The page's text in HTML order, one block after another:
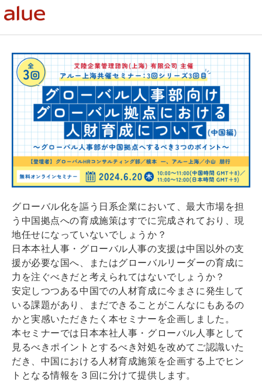
グローバル化を謳う日系企業において、最大市場を担
う中国拠点への育成施策はすでに完成されており、現
地任せになっていないでしょうか？
日本本社人事・グローバル人事の支援は中国以外の支
援が必要な国へ、またはグローバルリーダーの育成に
力を注ぐべきだと考えられてはないでしょうか？
安定しつつある中国での人材育成に今まさに発生して
いる課題があり、まだできることがこんなにもあるの
かと実感いただきたく本セミナーを企画しました。
本セミナーでは日本本社人事・グローバル人事として
見るべきポイントとするべき対処を改めてご認識いた
だき、中国における人材育成施策を企画する上でヒン
トとなる情報を３回に分けて提供します。